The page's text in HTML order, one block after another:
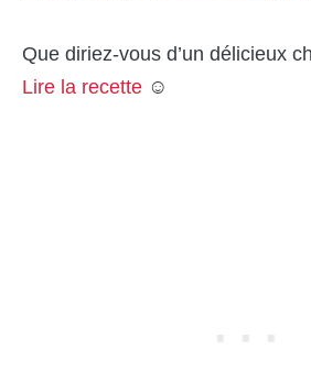
Que diriez-vous d’un délicieux
Lire la recette ☺